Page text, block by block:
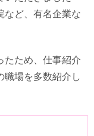
ど、有名企業な
たため、仕事紹介
職場を多数紹介し